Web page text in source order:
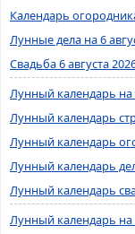
Календарь
Лунные дела на 6
Свадьба 6 августа
Лунный календарь на
Лунный календарь
Лунный календарь
Лунный календарь
Лунный календарь
Лунный календарь на